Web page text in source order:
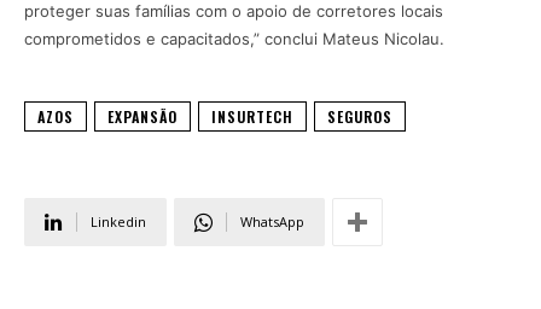
proteger suas famílias com o apoio de corretores locais
comprometidos e capacitados,” conclui Mateus Nicolau.
AZOS EXPANSÃO INSURTECH SEGUROS
Linkedin WhatsApp